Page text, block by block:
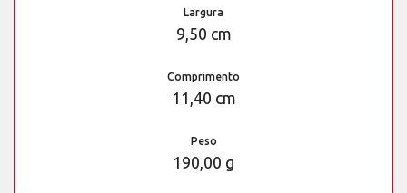
Largura
9,50 cm
Comprimento
11,40 cm
Peso
190,00 g